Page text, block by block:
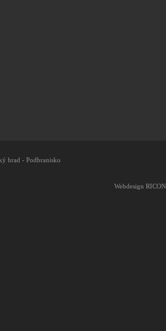
hrad - Podbranisko
Webdesign RICON